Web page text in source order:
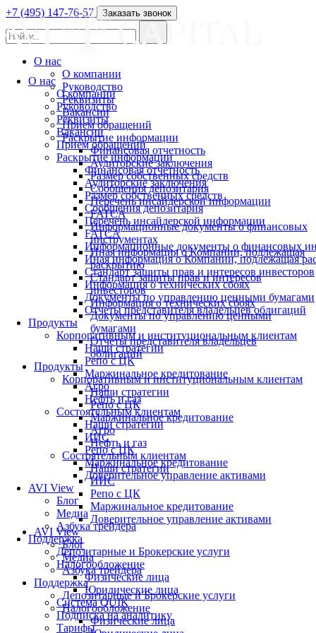
О нас
О компании
Руководство
Реквизиты
Вакансии
Прием обращений
Раскрытие информации
Финансовая отчетность
Аудиторские заключения
Размер собственных средств
Сообщения депозитария
Перечень инсайдерской информации
FATCA
Информационные документы о финансовых
Иная информация о Компании, подлежащая
Стандарт защиты прав и интересов инвесторов
Информация о технических сбоях
Документы по управлению ценными бумагами
Отчеты представителя владельцев облигаций
Продукты
Корпоративным и институциональным клиентам
Наши стратегии
Репо с ЦК
Маржинальное кредитование
Агро
Нефть и газ
Состоятельным клиентам
Наши стратегии
ИИС
Репо с ЦК
Маржинальное кредитование
Доверительное управление активами
AVI View
Блог
Медиа
Азбука трейдера
Поддержка
Депозитарные и Брокерские услуги
Налогообложение
Физические лица
Юридические лица
Система QUIK
Подписка на аналитику
Тарифы
+7 (495) 147-76-57 Заказать звонок
О нас
О компании
Руководство
Реквизиты
Вакансии
Прием обращений
Раскрытие информации
Финансовая отчетность
Аудиторские заключения
Размер собственных средств
Сообщения депозитария
Перечень инсайдерской информации
FATCA
Информационные документы о финансовых
инструментах
Иная информация о Компании, подлежащая
раскрытию
Стандарт защиты прав и интересов
инвесторов
Информация о технических сбоях
Документы по управлению ценными
бумагами
Отчеты представителя владельцев
облигаций
Продукты
Корпоративным и институциональным клиентам
Наши стратегии
Репо с ЦК
Маржинальное кредитование
Агро
Нефть и газ
Состоятельным клиентам
Наши стратегии
ИИС
Репо с ЦК
Маржинальное кредитование
Доверительное управление активами
AVI View
Блог
Медиа
Азбука трейдера
Поддержка
Депозитарные и Брокерские услуги
Налогообложение
Физические лица